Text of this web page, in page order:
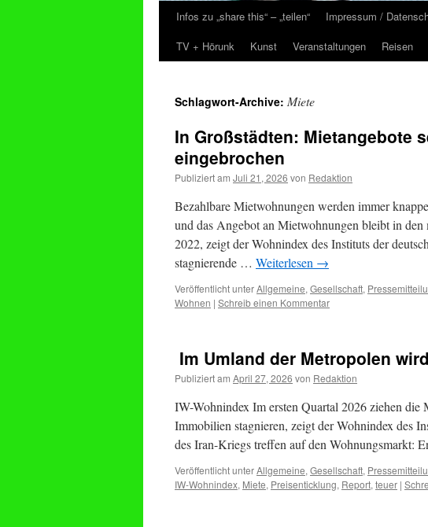
Zum
Inhalt
Infos zu „share this“ – „teilen“ Impressum /
TV + Hörunk
Kunst Veranstaltungen Reisen
Schlagwort-Archive: Miete
In Großstädten: Mietangebote
eingebrochen
Publiziert am Juli 21, 2026 von Redaktion
Bezahlbare Mietwohnungen werden immer
und das Angebot an Mietwohnungen bleibt in
2022, zeigt der Wohnindex des Instituts der
stagnierende … Weiterlesen →
Veröffentlicht unterAllgemeine, Gesellschaft,
Wohnen | Schreib einen Kommentar
Im Umland der Metropolen
Publiziert am April 27, 2026 von Redaktion
IW-Wohnindex Im ersten Quartal 2026 ziehen
Immobilien stagnieren, zeigt der Wohnindex des
des Iran-Kriegs treffen auf den Wohnungsmarkt:
Veröffentlicht unterAllgemeine, Gesellschaft,
IW-Wohnindex, Miete, Preisenticklung, Report, teuer |